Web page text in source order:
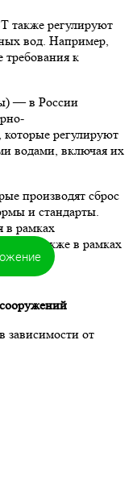
регулируют
вод. Например,
к
— в России
регулируют
водами, включая их
производят сброс
и стандарты.
в рамках
а также в рамках
зависимости от